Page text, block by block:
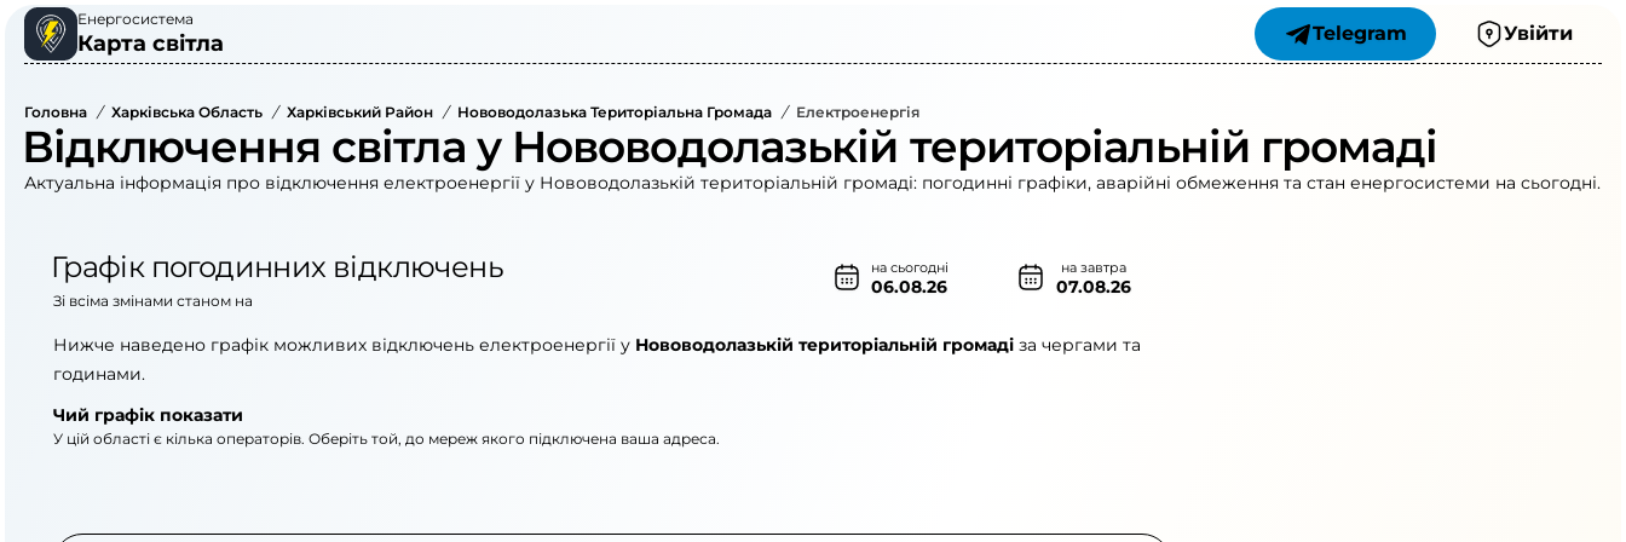
Енергосистема
Карта світла Telegram Увійти
Головна / Харківська Область / Харківський Район / Нововодолазька Територіальна Громада / Електроенергія
Відключення світла у Нововодолазькій територіальній громаді
Актуальна інформація про відключення електроенергії у Нововодолазькій територіальній громаді: погодинні графіки, аварійні обмеження та стан енергосистеми на сьогодні.
Графік погодинних відключень на сьогодні
06.08.26
на завтра
07.08.26
Зі всіма змінами станом на
Нижче наведено графік можливих відключень електроенергії у Нововодолазькій територіальній громаді за чергами та
годинами.
Чий графік показати
У цій області є кілька операторів. Оберіть той, до мереж якого підключена ваша адреса.